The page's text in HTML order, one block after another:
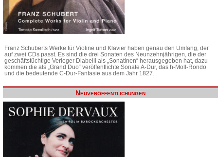
Franz Schuberts Werke für Violine und Klavier haben genau den Umfang, der
auf zwei CDs passt. Es sind die drei Sonaten des Neunzehnjährigen, die der
geschäftstüchtige Verleger Diabelli als „Sonatinen“ herausgegeben hat, dazu
kommen die als „Grand Duo“ veröffentlichte Sonate A-Dur, das h-Moll-Rondo
und die bedeutende C-Dur-Fantasie aus dem Jahr 1827.
Neuveröffentlichungen